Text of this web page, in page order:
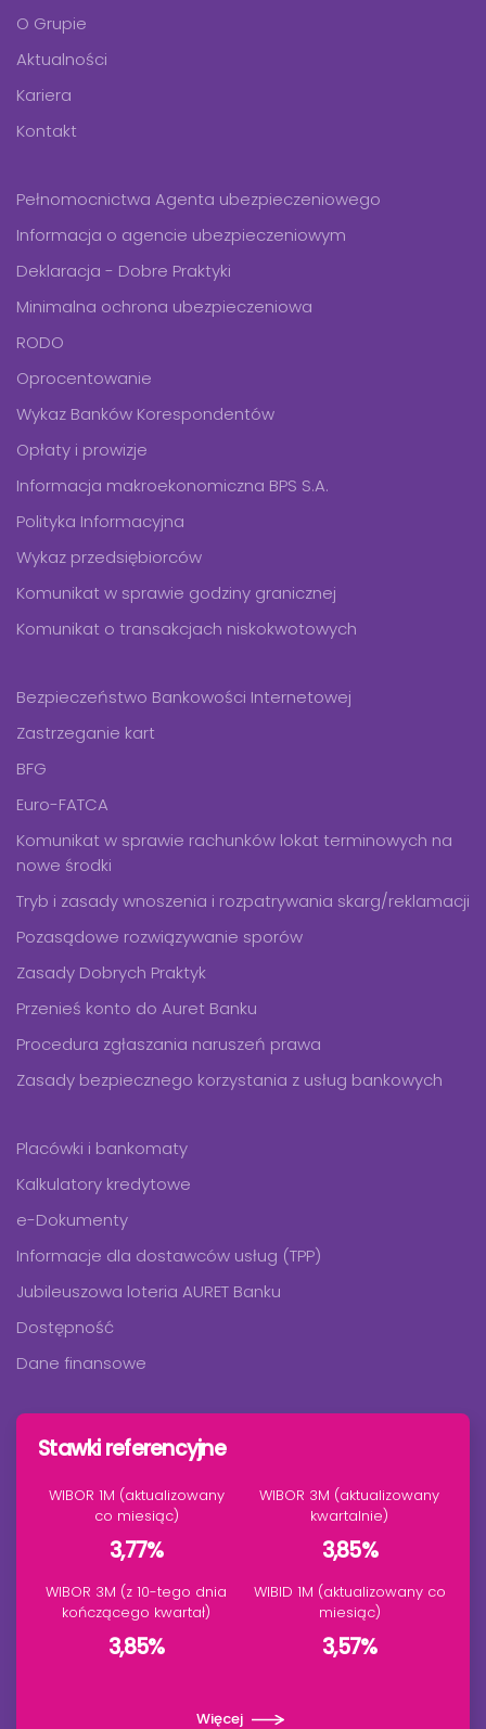
O Grupie
Aktualności
Kariera
Kontakt
Pełnomocnictwa Agenta ubezpieczeniowego
Informacja o agencie ubezpieczeniowym
Deklaracja - Dobre Praktyki
Minimalna ochrona ubezpieczeniowa
RODO
Oprocentowanie
Wykaz Banków Korespondentów
Opłaty i prowizje
Informacja makroekonomiczna BPS S.A.
Polityka Informacyjna
Wykaz przedsiębiorców
Komunikat w sprawie godziny granicznej
Komunikat o transakcjach niskokwotowych
Bezpieczeństwo Bankowości Internetowej
Zastrzeganie kart
BFG
Euro-FATCA
Komunikat w sprawie rachunków lokat terminowych na
nowe środki
Tryb i zasady wnoszenia i rozpatrywania skarg/reklamacji
Pozasądowe rozwiązywanie sporów
Zasady Dobrych Praktyk
Przenieś konto do Auret Banku
Procedura zgłaszania naruszeń prawa
Zasady bezpiecznego korzystania z usług bankowych
Placówki i bankomaty
Kalkulatory kredytowe
e-Dokumenty
Informacje dla dostawców usług (TPP)
Jubileuszowa loteria AURET Banku
Dostępność
Dane finansowe
Stawki referencyjne
WIBOR 1M (aktualizowany
co miesiąc)
3,77%
WIBOR 3M (aktualizowany
kwartalnie)
3,85%
WIBOR 3M (z 10-tego dnia
kończącego kwartał)
3,85%
WIBID 1M (aktualizowany co
miesiąc)
3,57%
Więcej